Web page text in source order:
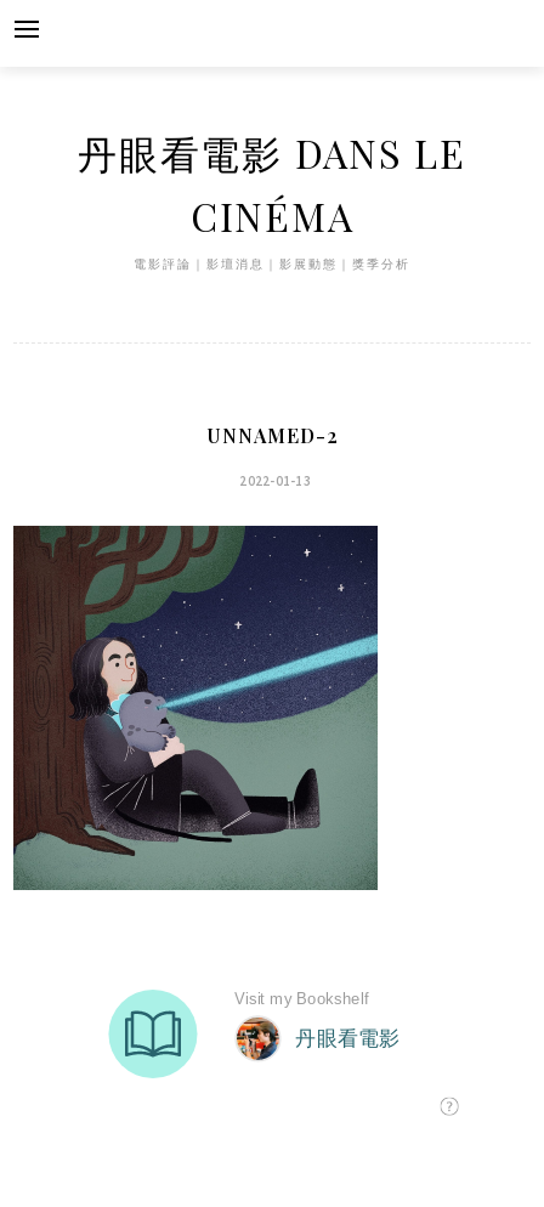
Skip
丹眼看電影 DANS LE
CINÉMA
電影評論｜影壇消息｜影展動態｜獎季分析
UNNAMED-2
2022-01-13